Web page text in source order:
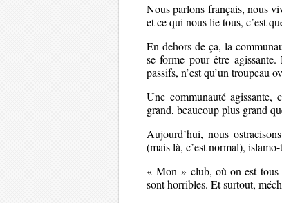
Nous parlons français, nous
et ce qui nous lie tous, c’est
En dehors de ça, la
se forme pour être
passifs, n’est qu’un troupeau
Une communauté
grand, beaucoup plus grand
Aujourd’hui, nous
(mais là, c’est normal),
« Mon » club, où on est tous
sont horribles. Et surtout,